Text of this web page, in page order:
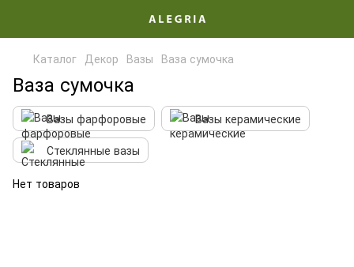
Каталог Декор Вазы Ваза сумочка
Ваза сумочка
Вазы фарфоровые
Вазы керамические
Стеклянные вазы
Нет товаров